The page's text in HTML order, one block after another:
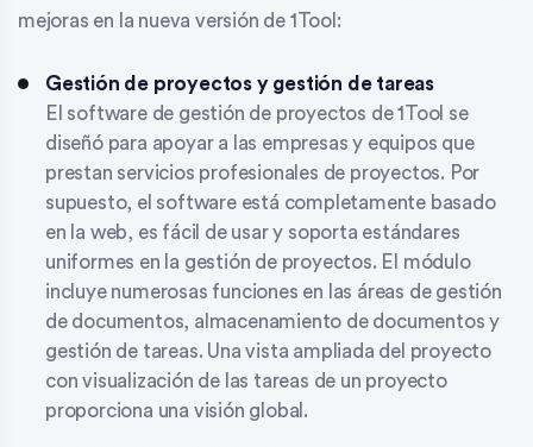
mejoras en la nueva versión de 1Tool:
Gestión de proyectos y gestión de tareas
El software de gestión de proyectos de 1Tool se
diseñó para apoyar a las empresas y equipos que
prestan servicios profesionales de proyectos. Por
supuesto, el software está completamente basado
en la web, es fácil de usar y soporta estándares
uniformes en la gestión de proyectos. El módulo
incluye numerosas funciones en las áreas de gestión
de documentos, almacenamiento de documentos y
gestión de tareas. Una vista ampliada del proyecto
con visualización de las tareas de un proyecto
proporciona una visión global.